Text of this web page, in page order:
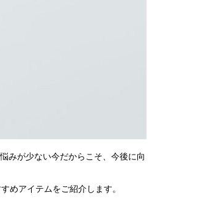
みが少ない今だからこそ、今後に向
めアイテムをご紹介します。